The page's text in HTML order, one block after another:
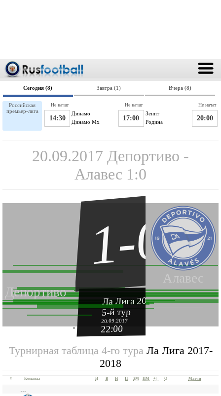
Сегодня (8) Завтра (1) Вчера (8)
Российская
премьер-лига
Динамо
14:30 Динамо Мх
Не начат
Зенит
17:00 Родина
Не начат
20:00
Не начат
20.09.2017 Депортиво -
Алавес 1:0
Депортиво
Алавес
1-0
Ла Лига 2017-2018
5-й тур
20.09.2017
22:00
''
Турнирная таблица 4-го тура Ла Лига 2017-
2018
# Команда И В Н П ЗМ ПМ +|- О Матчи